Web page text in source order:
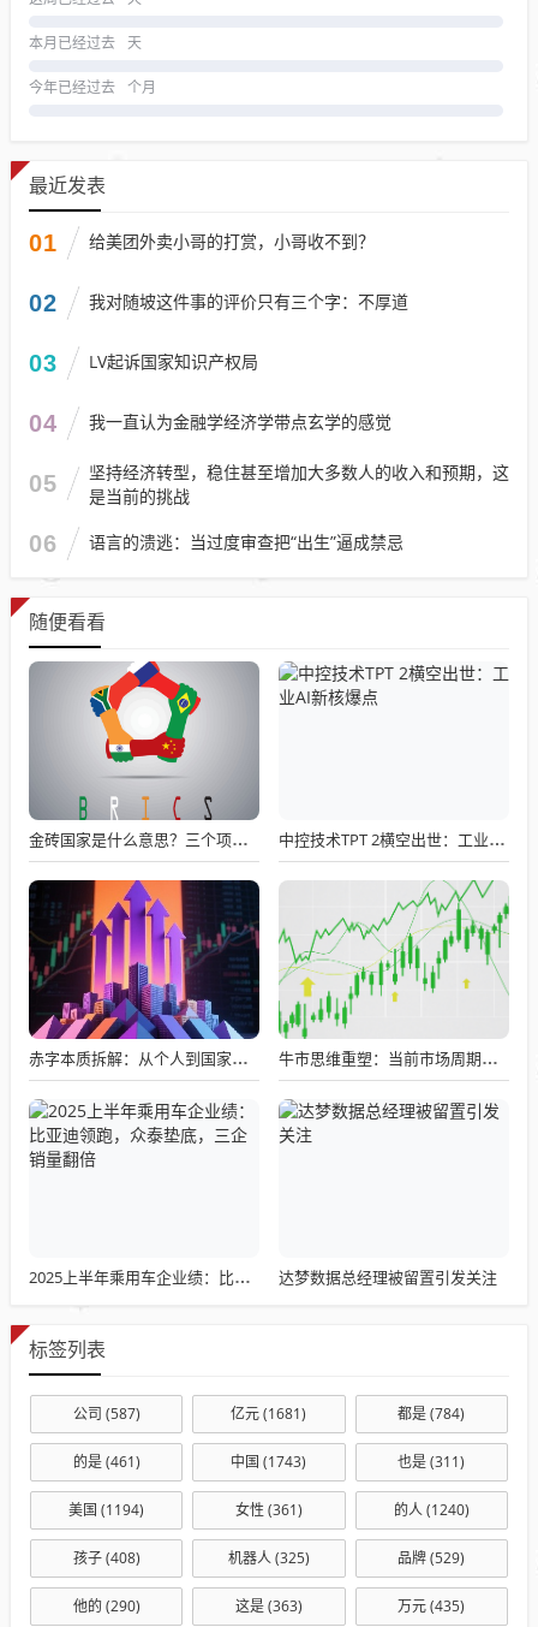
本月已经过去 天
今年已经过去 个月
最近发表
01 给美团外卖小哥的打赏，小哥收不到？
02 我对随坡这件事的评价只有三个字：不厚道
03 LV起诉国家知识产权局
04 我一直认为金融学经济学带点玄学的感觉
05
坚持经济转型，稳住甚至增加大多数人的收入和预期，这
是当前的挑战
06 语言的溃逃：当过度审查把“出生”逼成禁忌
随便看看
金砖国家是什么意思？三个项目看懂金砖本质：不是慈善团，而是利益共同体 中控技术TPT 2横空出世：工业AI新核爆点
赤字本质拆解：从个人到国家的收支逻辑，一文读懂良性与恶性赤字边界 牛市思维重塑：当前市场周期与投资者策略转型
2025上半年乘用车企业绩：比亚迪领跑，众泰垫底，三企销量翻倍 达梦数据总经理被留置引发关注
标签列表
公司 (587) 亿元(1681) 都是(784)
的是(461) 中国 (1743) 也是(311)
美国 (1194) 女性 (361) 的人(1240)
孩子(408) 机器人(325) 品牌(529)
他的 (290) 这是(363) 万元(435)